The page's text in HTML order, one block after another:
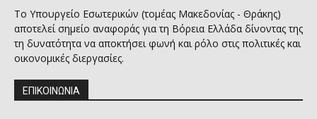
Το Υπουργείο Εσωτερικών (τομέας Μακεδονίας - Θράκης)
αποτελεί σημείο αναφοράς για τη Βόρεια Ελλάδα δίνοντας της
τη δυνατότητα να αποκτήσει φωνή και ρόλο στις πολιτικές και
οικονομικές διεργασίες.
ΕΠΙΚΟΙΝΩΝΙΑ